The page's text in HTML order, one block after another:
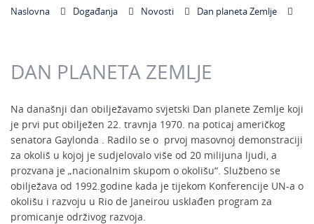
Naslovna Događanja Novosti Dan planeta Zemlje
DAN PLANETA ZEMLJE
Na današnji dan obilježavamo svjetski Dan planete Zemlje koji
je prvi put obilježen 22. travnja 1970. na poticaj američkog
senatora Gaylonda . Radilo se o prvoj masovnoj demonstraciji
za okoliš u kojoj je sudjelovalo više od 20 milijuna ljudi, a
prozvana je „nacionalnim skupom o okolišu“. Službeno se
obilježava od 1992.godine kada je tijekom Konferencije UN-a o
okolišu i razvoju u Rio de Janeirou usklađen program za
promicanje održivog razvoja.